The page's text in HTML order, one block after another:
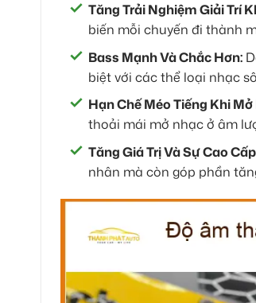
Tăng Trải Nghiệm Giải Trí
biến mỗi chuyến đi thành
Bass Mạnh Và Chắc Hơn:
biệt với các thể loại nhạc
Hạn Chế Méo Tiếng Khi Mở
thoải mái mở nhạc ở âm
Tăng Giá Trị Và Sự Cao
nhân mà còn góp phần